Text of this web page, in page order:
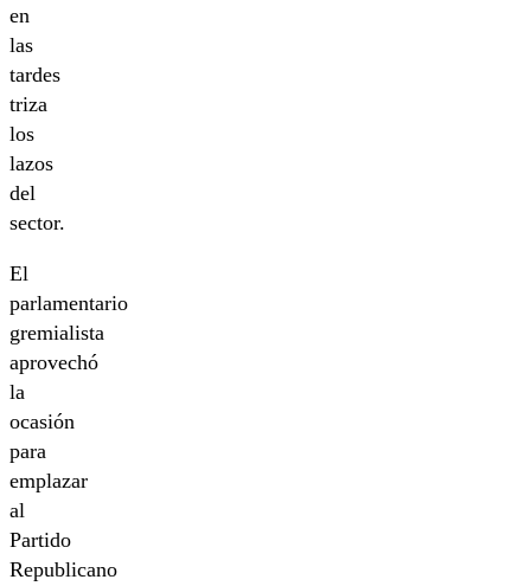
en
las
tardes
triza
los
lazos
del
sector.
El
parlamentario
gremialista
aprovechó
la
ocasión
para
emplazar
al
Partido
Republicano